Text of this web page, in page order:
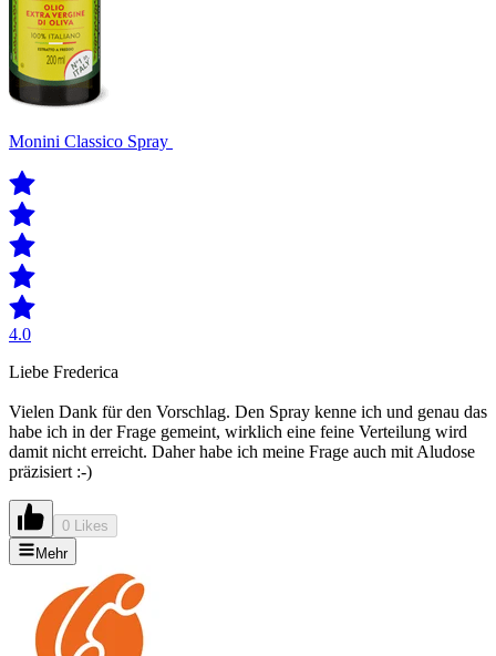
Monini Classico Spray
4.0
Liebe Frederica
Vielen Dank für den Vorschlag. Den Spray kenne ich und genau das
habe ich in der Frage gemeint, wirklich eine feine Verteilung wird
damit nicht erreicht. Daher habe ich meine Frage auch mit Aludose
präzisiert :-)
0 Likes
Mehr